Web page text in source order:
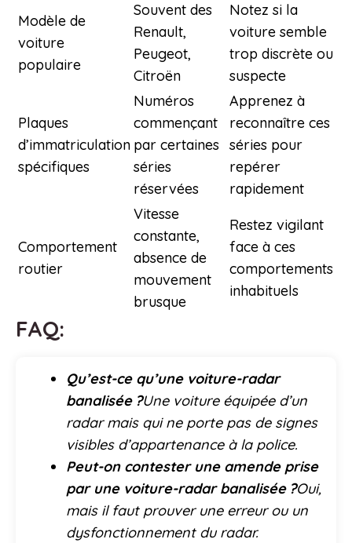
Modèle de
voiture
populaire
Souvent des
Renault,
Peugeot,
Citroën
Notez si la
voiture semble
trop discrète ou
suspecte
Plaques
d’immatriculation
spécifiques
Numéros
commençant
par certaines
séries
réservées
Apprenez à
reconnaître ces
séries pour
repérer
rapidement
Comportement
routier
Vitesse
constante,
absence de
mouvement
brusque
Restez vigilant
face à ces
comportements
inhabituels
FAQ:
Qu’est-ce qu’une voiture-radar
banalisée ?Une voiture équipée d’un
radar mais qui ne porte pas de signes
visibles d’appartenance à la police.
Peut-on contester une amende prise
par une voiture-radar banalisée ?Oui,
mais il faut prouver une erreur ou un
dysfonctionnement du radar.